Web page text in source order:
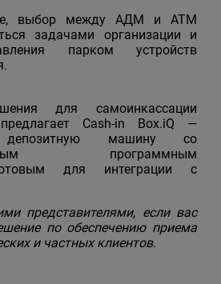
выбор между АДМ и АТМ
задачами организации и
парком устройств
для самоинкассации
Cash-in Box.iQ —
депозитную машину со
программным
для интеграции с
представителями, если вас
по обеспечению приема
и частных клиентов.